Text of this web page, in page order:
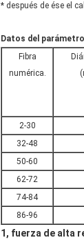
* después de ése el
Datos del parámetro
Fibra
numérica.
2-30
32-48
50-60
62-72
74-84
86-96
1, fuerza de alta